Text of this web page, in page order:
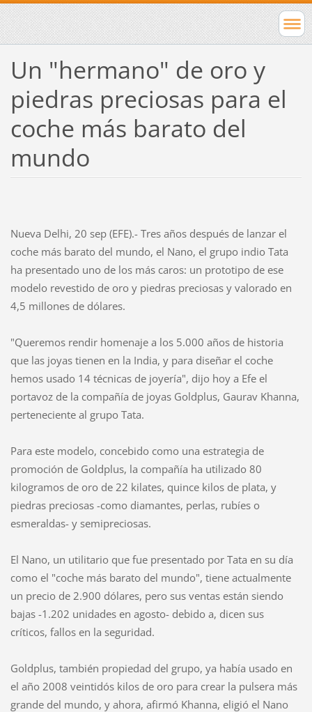
Un "hermano" de oro y
piedras preciosas para el
coche más barato del
mundo
Nueva Delhi, 20 sep (EFE).- Tres años después de lanzar el
coche más barato del mundo, el Nano, el grupo indio Tata
ha presentado uno de los más caros: un prototipo de ese
modelo revestido de oro y piedras preciosas y valorado en
4,5 millones de dólares.
"Queremos rendir homenaje a los 5.000 años de historia
que las joyas tienen en la India, y para diseñar el coche
hemos usado 14 técnicas de joyería", dijo hoy a Efe el
portavoz de la compañía de joyas Goldplus, Gaurav Khanna,
perteneciente al grupo Tata.
Para este modelo, concebido como una estrategia de
promoción de Goldplus, la compañía ha utilizado 80
kilogramos de oro de 22 kilates, quince kilos de plata, y
piedras preciosas -como diamantes, perlas, rubíes o
esmeraldas- y semipreciosas.
El Nano, un utilitario que fue presentado por Tata en su día
como el "coche más barato del mundo", tiene actualmente
un precio de 2.900 dólares, pero sus ventas están siendo
bajas -1.202 unidades en agosto- debido a, dicen sus
críticos, fallos en la seguridad.
Goldplus, también propiedad del grupo, ya había usado en
el año 2008 veintidós kilos de oro para crear la pulsera más
grande del mundo, y ahora, afirmó Khanna, eligió el Nano